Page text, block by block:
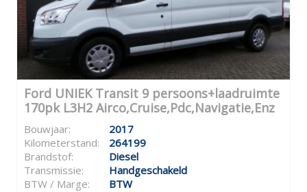
Ford UNIEK Transit 9 persoons+laadruimte
170pk L3H2 Airco,Cruise,Pdc,Navigatie,Enz
Bouwjaar:
2017
Kilometerstand:
264199
Brandstof:
Diesel
Transmissie:
Handgeschakeld
BTW / Marge:
BTW